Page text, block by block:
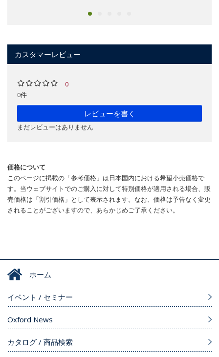
カスタマーレビュー
0
0件
レビューを書く
まだレビューはありません
価格について
このページに掲載の「参考価格」は日本国内における希望小売価格で
す。当ウェブサイトでのご購入に対して特別価格が適用される場合、販
売価格は「割引価格」として表示されます。なお、価格は予告なく変更
されることがございますので、あらかじめご了承ください。
ホーム
イベント / セミナー
Oxford News
カタログ / 商品検索